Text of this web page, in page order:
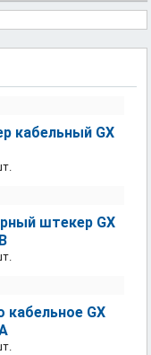
кабельный GX
штекер GX
кабельное GX